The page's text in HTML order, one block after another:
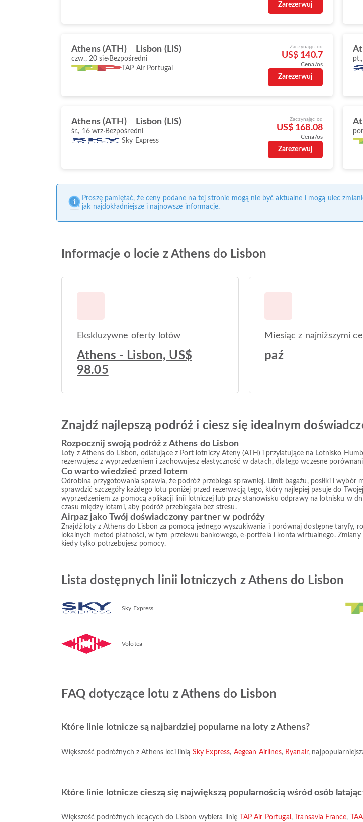
Zarezerwuj
Athens (ATH) Lisbon (LIS)
czw., 20 sie Bezpośredni
TAP Air Portugal
Zaczynając od
US$ 140.7
Cena/os
Zarezerwuj
Athens (ATH) Lisbon (LIS)
śr., 16 wrz Bezpośredni
Sky Express
Zaczynając od
US$ 168.08
Cena/os
Zarezerwuj
Proszę pamiętać, że ceny podane na tej stronie mogą nie być aktualne i mogą ulec
jak najdokładniejsze i najnowsze informacje.
Informacje o locie z Athens do Lisbon
Ekskluzywne oferty lotów
Athens - Lisbon, US$
98.05
Miesiąc z najniższymi
paź
Znajdź najlepszą podróż i ciesz się idealnym
Rozpocznij swoją podróż z Athens do Lisbon
Loty z Athens do Lisbon, odlatujące z Port lotniczy Ateny (ATH) i przylatujące na Lotnisko
rezerwujesz z wyprzedzeniem i zachowujesz elastyczność w datach, dlatego wczesne
Co warto wiedzieć przed lotem
Odrobina przygotowania sprawia, że podróż przebiega sprawniej. Limit bagażu, posiłki i
sprawdzić szczegóły każdego lotu poniżej przed rezerwacją tego, który najlepiej pasuje do
wyprzedzeniem za pomocą aplikacji linii lotniczej lub przy stanowisku odprawy na lotnisku w
czasu między lotami, aby podróż przebiegała bez stresu.
Airpaz jako Twój doświadczony partner w podróży
Znajdź loty z Athens do Lisbon za pomocą jednego wyszukiwania i porównaj dostępne taryfy,
lokalnych metod płatności, w tym przelewu bankowego, e-portfela i konta wirtualnego. Zmiany
kiedy tylko potrzebujesz pomocy.
Lista dostępnych linii lotniczych z Athens do Lisbon
Sky Express
Volotea
FAQ dotyczące lotu z Athens do Lisbon
Które linie lotnicze są najbardziej popularne na loty z Athens?
Większość podróżnych z Athens leci linią Sky Express, Aegean Airlines, Ryanair,
Które linie lotnicze cieszą się największą popularnością wśród osób
Większość podróżnych lecących do Lisbon wybiera linię TAP Air Portugal , Transavia France,